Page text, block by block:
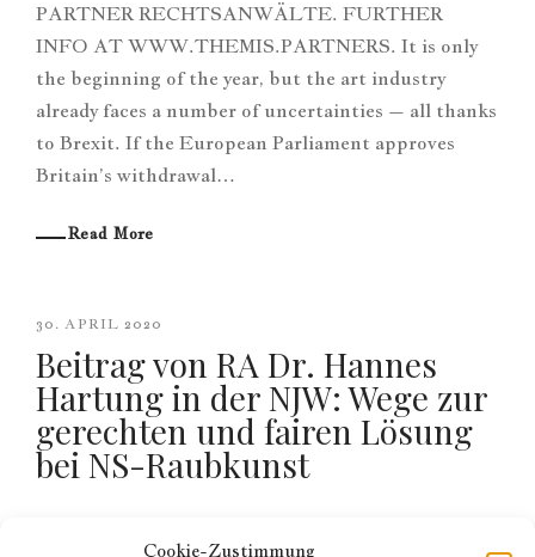
Cookie-Zustimmung
PARTNER RECHTSANWÄLTE. FURTHER
INFO AT WWW.THEMIS.PARTNERS. It is only
the beginning of the year, but the art industry
already faces a number of uncertainties – all thanks
to Brexit. If the European Parliament approves
Britain’s withdrawal…
Read More
30. APRIL 2020
Beitrag von RA Dr. Hannes
Hartung in der NJW: Wege zur
gerechten und fairen Lösung
bei NS-Raubkunst